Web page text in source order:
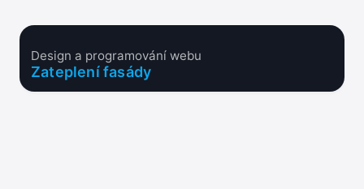
Design a programování webu
Zateplení fasády